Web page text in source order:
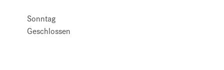
Sonntag
Geschlossen